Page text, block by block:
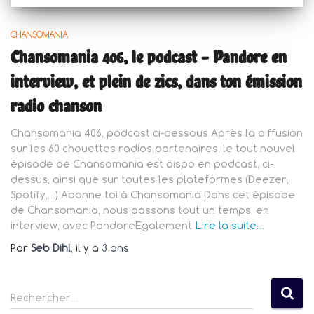
CHANSOMANIA
Chansomania 406, le podcast – Pandore en
interview, et plein de zics, dans ton émission
radio chanson
Chansomania 406, podcast ci-dessous Après la diffusion
sur les 60 chouettes radios partenaires, le tout nouvel
épisode de Chansomania est dispo en podcast, ci-
dessus, ainsi que sur toutes les plateformes (Deezer,
Spotify,…) Abonne toi à Chansomania Dans cet épisode
de Chansomania, nous passons tout un temps, en
interview, avec PandoreEgalement Lire la suite…
Par Seb Dihl , il y a 3 ans
R
e
Rechercher…